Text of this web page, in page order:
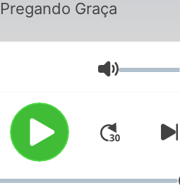
Pregando Graça
Volume